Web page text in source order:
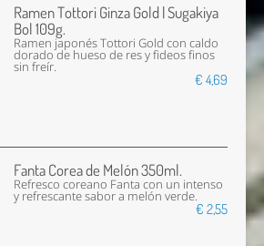
Ramen Tottori Ginza Gold | Sugakiya
Bol 109g.
Ramen japonés Tottori Gold con caldo
dorado de hueso de res y fideos finos
sin freír.
€ 4,69
Fanta Corea de Melón 350ml.
Refresco coreano Fanta con un intenso
y refrescante sabor a melón verde.
€ 2,55